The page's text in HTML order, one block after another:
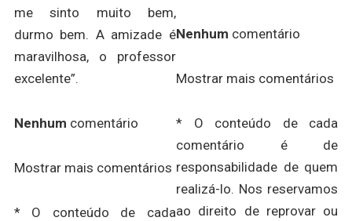
me sinto muito bem,
durmo bem. A amizade é
maravilhosa, o professor
excelente”.
Nenhum comentário
Mostrar mais comentários
* O conteúdo de cada
Nenhum comentário
Mostrar mais comentários
* O conteúdo de cada
comentário é de
responsabilidade de quem
realizá-lo. Nos reservamos
ao direito de reprovar ou